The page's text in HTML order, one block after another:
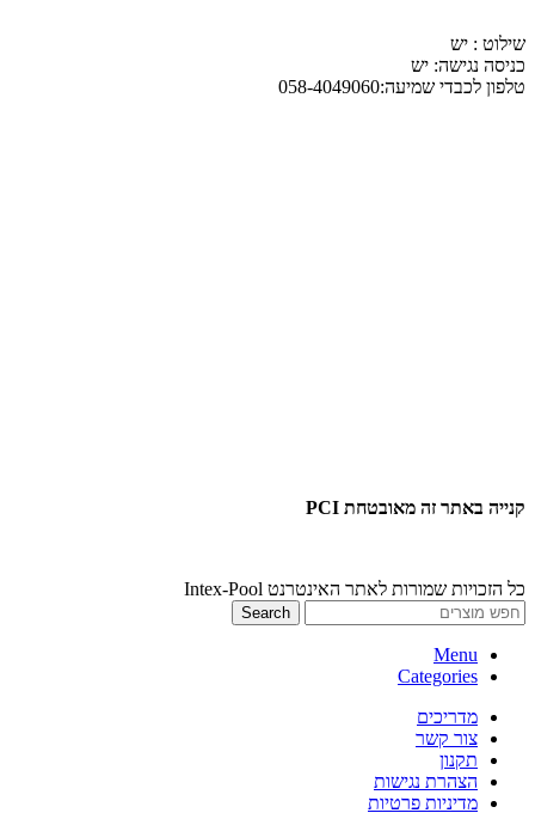
שילוט : יש
כניסה נגישה: יש
טלפון לכבדי שמיעה:058-4049060
קנייה באתר זה מאובטחת PCI
כל הזכויות שמורות לאתר האינטרנט Intex-Pool
Search
Menu
Categories
מדריכים
צור קשר
תקנון
הצהרת נגישות
מדיניות פרטיות